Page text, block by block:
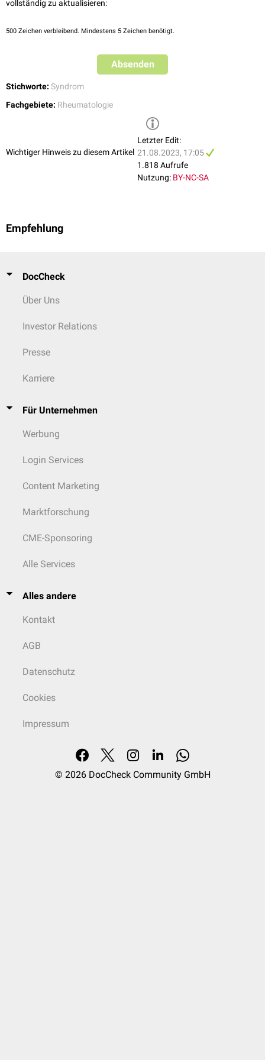
vollständig zu aktualisieren:
500 Zeichen verbleibend. Mindestens 5 Zeichen benötigt.
Absenden
Stichworte: Syndrom
Fachgebiete: Rheumatologie
Wichtiger Hinweis zu diesem Artikel
Letzter Edit:
21.08.2023, 17:05
1.818 Aufrufe
Nutzung: BY-NC-SA
Empfehlung
DocCheck
Über Uns
Investor Relations
Presse
Karriere
Für Unternehmen
Werbung
Login Services
Content Marketing
Marktforschung
CME-Sponsoring
Alle Services
Alles andere
Kontakt
AGB
Datenschutz
Cookies
Impressum
© 2026 DocCheck Community GmbH